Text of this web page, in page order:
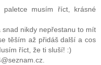
musím říct, krásné
nikdy nepřestanu to mít
těším až přidáš další a cos
říct, že ti sluší! :)